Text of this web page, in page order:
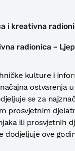
i kreativna
radionica –
kulture i
ostvarenja
se za
prosvjetnim
ili prosvjetnih
dodjeljuje ove